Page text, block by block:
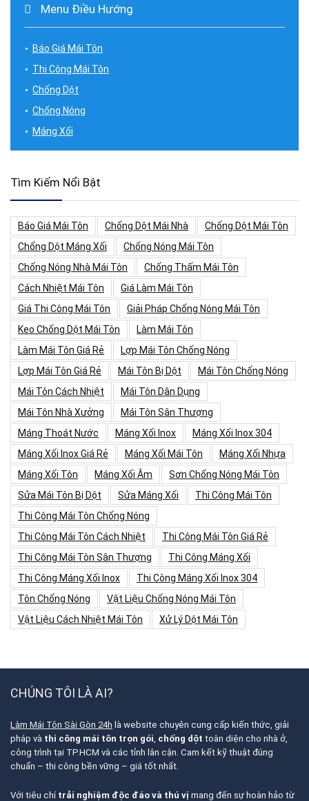
Menu Điều Hướng
Báo Giá Mái Tôn
Thi Công Mái Tôn
Chống Dột
Chống Nóng
Máng Xối
Tìm Kiếm Nổi Bật
Báo Giá Mái Tôn Chống Dột Mái Nhà
Chống Dột Mái Tôn
Chống Dột Máng Xối
Chống Nóng Mái Tôn
Chống Nóng Nhà Mái Tôn
Chống Thấm Mái Tôn
Cách Nhiệt Mái Tôn
Giá Làm Mái Tôn
Giá Thi Công Mái Tôn
Giải Pháp Chống Nóng Mái Tôn
Keo Chống Dột Mái Tôn
Làm Mái Tôn
Làm Mái Tôn Giá Rẻ
Lợp Mái Tôn Chống Nóng
Lợp Mái Tôn Giá Rẻ
Mái Tôn Bị Dột
Mái Tôn Chống Nóng
Mái Tôn Cách Nhiệt
Mái Tôn Dân Dụng
Mái Tôn Nhà Xưởng
Mái Tôn Sân Thượng
Máng Thoát Nước
Máng Xối Inox
Máng Xối Inox 304
Máng Xối Inox Giá Rẻ
Máng Xối Mái Tôn
Máng Xối Nhựa
Máng Xối Tôn
Máng Xối Âm
Sơn Chống Nóng Mái Tôn
Sửa Mái Tôn Bị Dột
Sửa Máng Xối
Thi Công Mái Tôn
Thi Công Mái Tôn Chống Nóng
Thi Công Mái Tôn Cách Nhiệt
Thi Công Mái Tôn Giá Rẻ
Thi Công Mái Tôn Sân Thượng
Thi Công Máng Xối
Thi Công Máng Xối Inox
Thi Công Máng Xối Inox 304
Tôn Chống Nóng
Vật Liệu Chống Nóng Mái Tôn
Vật Liệu Cách Nhiệt Mái Tôn
Xử Lý Dột Mái Tôn
CHÚNG TÔI LÀ AI?
Làm Mái Tôn Sài Gòn 24h là website chuyên cung cấp kiến thức, giải
pháp và thi công mái tôn trọn gói, chống dột toàn diện cho nhà ở,
công trình tại TP.HCM và các tỉnh lân cận. Cam kết kỹ thuật đúng
chuẩn – thi công bền vững – giá tốt nhất.
Với tiêu chí trải nghiệm độc đáo và thú vị mang đến sự hoàn hảo từ